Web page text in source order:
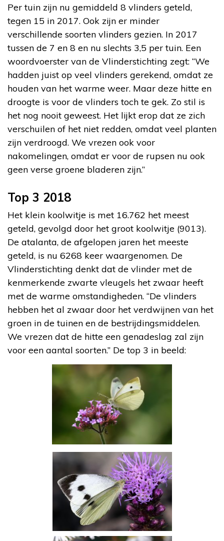
Per tuin zijn nu gemiddeld 8 vlinders geteld,
tegen 15 in 2017. Ook zijn er minder
verschillende soorten vlinders gezien. In 2017
tussen de 7 en 8 en nu slechts 3,5 per tuin. Een
woordvoerster van de Vlinderstichting zegt: “We
hadden juist op veel vlinders gerekend, omdat ze
houden van het warme weer. Maar deze hitte en
droogte is voor de vlinders toch te gek. Zo stil is
het nog nooit geweest. Het lijkt erop dat ze zich
verschuilen of het niet redden, omdat veel planten
zijn verdroogd. We vrezen ook voor
nakomelingen, omdat er voor de rupsen nu ook
geen verse groene bladeren zijn.”
Top 3 2018
Het klein koolwitje is met 16.762 het meest
geteld, gevolgd door het groot koolwitje (9013).
De atalanta, de afgelopen jaren het meeste
geteld, is nu 6268 keer waargenomen. De
Vlinderstichting denkt dat de vlinder met de
kenmerkende zwarte vleugels het zwaar heeft
met de warme omstandigheden. “De vlinders
hebben het al zwaar door het verdwijnen van het
groen in de tuinen en de bestrijdingsmiddelen.
We vrezen dat de hitte een genadeslag zal zijn
voor een aantal soorten.” De top 3 in beeld: